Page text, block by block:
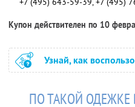
Купон действителен по 10
Узнай, как
ПО ТАКОЙ ОДЕЖКЕ